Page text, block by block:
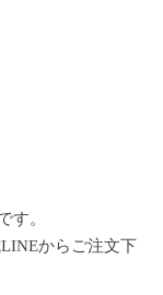
す。
からご注文下